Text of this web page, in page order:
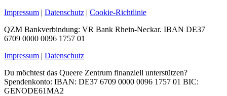
Impressum | Datenschutz | Cookie-Richtlinie
QZM Bankverbindung: VR Bank Rhein-Neckar. IBAN DE37
6709 0000 0096 1757 01
Impressum | Datenschutz
Du möchtest das Queere Zentrum finanziell unterstützen?
Spendenkonto: IBAN: DE37 6709 0000 0096 1757 01 BIC:
GENODE61MA2